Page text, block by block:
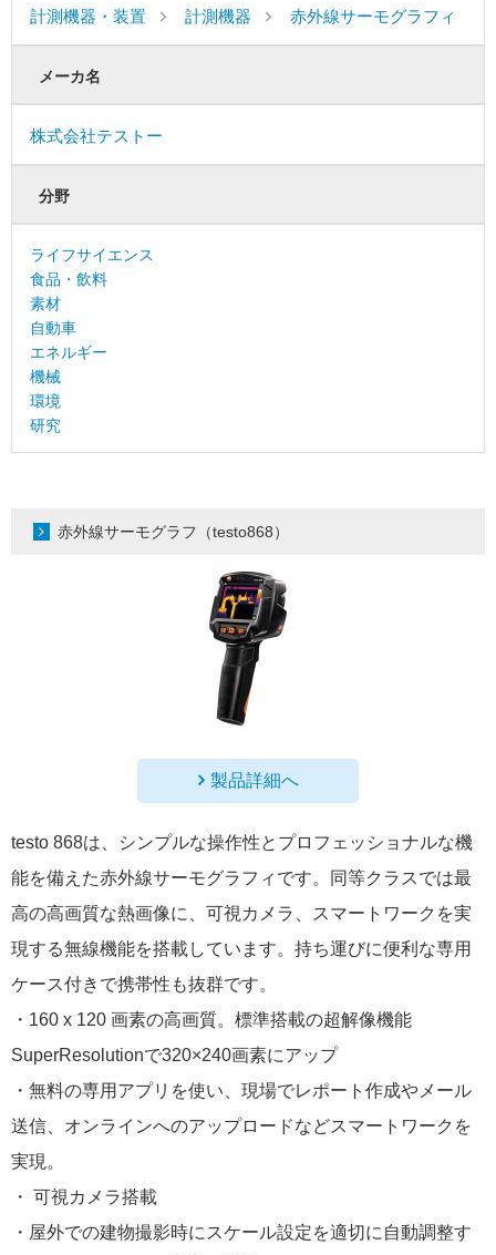
計測機器・装置 計測機器 赤外線サーモグラフィ
メーカ名
株式会社テストー
分野
ライフサイエンス
食品・飲料
素材
自動車
エネルギー
機械
環境
研究
赤外線サーモグラフ（testo868）
製品詳細へ
testo 868は、シンプルな操作性とプロフェッショナルな機
能を備えた赤外線サーモグラフィです。同等クラスでは最
高の高画質な熱画像に、可視カメラ、スマートワークを実
現する無線機能を搭載しています。持ち運びに便利な専用
ケース付きで携帯性も抜群です。
・160 x 120 画素の高画質。標準搭載の超解像機能
SuperResolutionで320×240画素にアップ
・無料の専用アプリを使い、現場でレポート作成やメール
送信、オンラインへのアップロードなどスマートワークを
実現。
・ 可視カメラ搭載
・屋外での建物撮影時にスケール設定を適切に自動調整す